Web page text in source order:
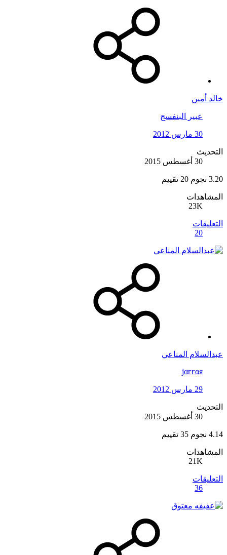
خالد أمين
عبير البنفسج
30 مارس 2012
التحديث
30 أغسطس 2015
3.20 نجوم 20 تقييم
المشاهدات
23K
التعليقات
20
عبدالسلام المناعي
jαғғαя
29 مارس 2012
التحديث
30 أغسطس 2015
4.14 نجوم 35 تقييم
المشاهدات
21K
التعليقات
36